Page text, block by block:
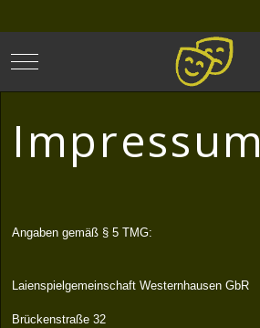
Mobile Menu Toggle
Impressum
Angaben gemäß § 5 TMG:
Laienspielgemeinschaft Westernhausen GbR
Brückenstraße 32